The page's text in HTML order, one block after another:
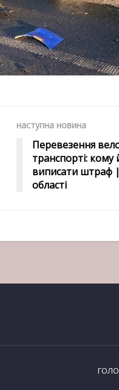
наступна новина
Перевезення
транспорті:
виписати штраф
області